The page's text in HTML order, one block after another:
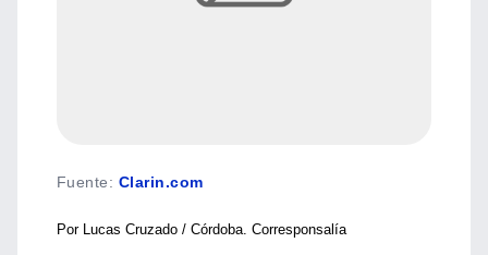
Fuente: Clarin.com
Por Lucas Cruzado / Córdoba. Corresponsalía